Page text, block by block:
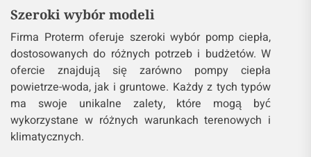
Szeroki wybór modeli
Firma Proterm oferuje szeroki wybór pomp ciepła,
dostosowanych do różnych potrzeb i budżetów. W
ofercie znajdują się zarówno pompy ciepła
powietrze-woda, jak i gruntowe. Każdy z tych typów
ma swoje unikalne zalety, które mogą być
wykorzystane w różnych warunkach terenowych i
klimatycznych.